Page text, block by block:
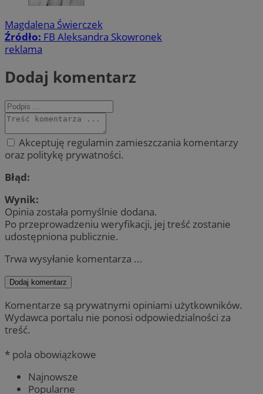
Magdalena Świerczek
Źródło: FB Aleksandra Skowronek
reklama
Dodaj komentarz
Akceptuję regulamin zamieszczania komentarzy
oraz politykę prywatności.
Błąd:
Wynik:
Opinia została pomyślnie dodana.
Po przeprowadzeniu weryfikacji, jej treść zostanie
udostępniona publicznie.
Trwa wysyłanie komentarza ...
Dodaj komentarz
Komentarze są prywatnymi opiniami użytkowników.
Wydawca portalu nie ponosi odpowiedzialności za
treść.
* pola obowiązkowe
Najnowsze
Popularne